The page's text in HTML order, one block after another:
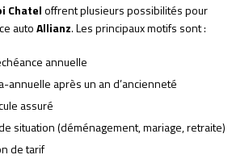
Chateloffrent plusieurs possibilités pour
autoAllianz. Les principaux motifs sont :
annuelle
annuelle après un an d’ancienneté
assuré
situation (déménagement, mariage, retraite)
de tarif